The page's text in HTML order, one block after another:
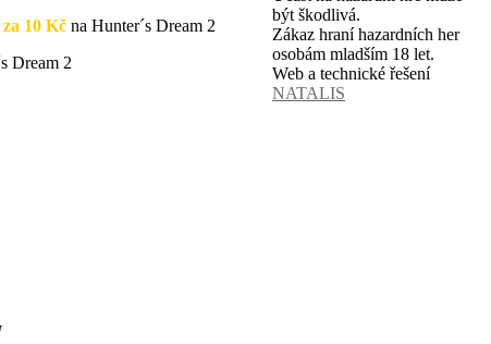
10 Kč na Hunter´s Dream 2
Dream 2
být škodlivá.
Zákaz hraní hazardních her
osobám mladším 18 let.
Web a technické řešení
NATALIS